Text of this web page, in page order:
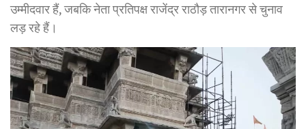
उम्मीदवार हैं, जबकि नेता प्रतिपक्ष राजेंद्र राठौड़ तारानगर से चुनाव
लड़ रहे हैं।